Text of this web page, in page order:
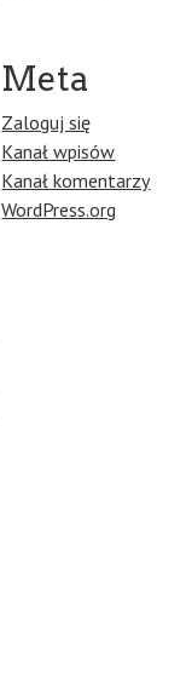
Meta
Zaloguj się
Kanał wpisów
Kanał komentarzy
WordPress.org